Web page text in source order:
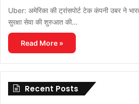
Uber: अमेरिका की ट्रांसपोर्ट टेक कंपनी उबर ने
सुरक्षा सेवा की शुरुआत की…
Read More »
Recent Posts